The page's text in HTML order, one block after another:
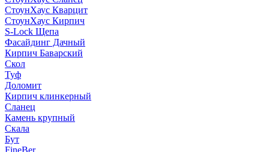
СтоунХаус Кварцит
СтоунХаус Кирпич
S-Lock Щепа
Фасайдинг Дачный
Кирпич Баварский
Скол
Туф
Доломит
Кирпич клинкерный
Сланец
Камень крупный
Скала
Бут
FineBer